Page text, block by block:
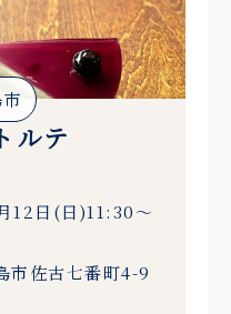
ルテ
12日(日)11:30〜
市佐古七番町4-9